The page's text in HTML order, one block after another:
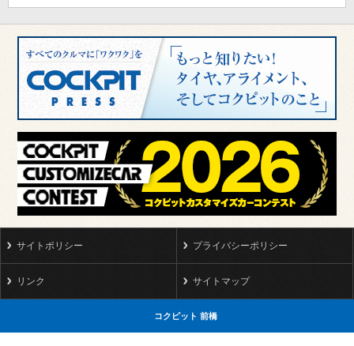
サイトポリシー プライバシーポリシー
リンク サイトマップ
コクピット 前橋